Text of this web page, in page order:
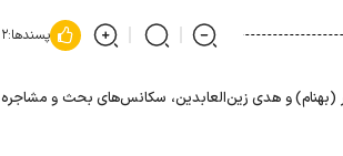
پسندها:۲
(بهنام) و هدی زین‌العابدین، سکانس‌های بحث و مشاجره